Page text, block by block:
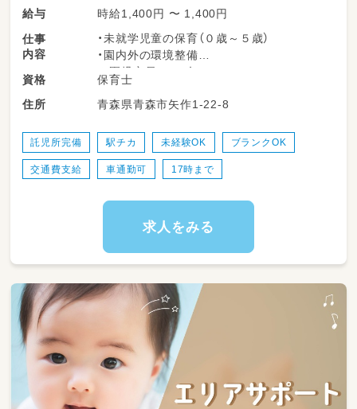
給与
時給1,400円 〜 1,400円
仕事
内容
・未就学児童の保育（０歳～５歳）
・園内外の環境整備
※園児定員：６０名
変更範囲：変更なし
資格
保育士
住所
青森県青森市矢作1-22-8
託児所完備 駅チカ 未経験OK ブランクOK
交通費支給 車通勤可 17時まで
求人をみる